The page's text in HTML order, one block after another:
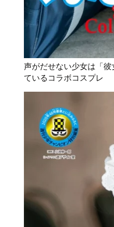
声がだせない少女は「
ているコラボコスプレ